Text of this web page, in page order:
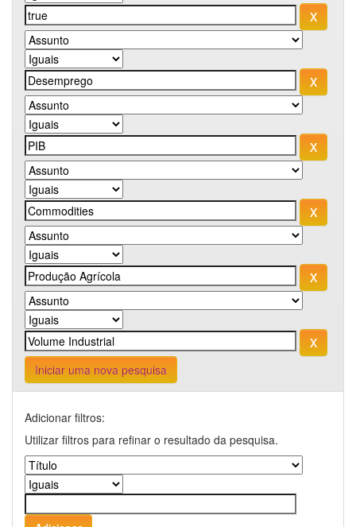
Iniciar uma nova pesquisa
Adicionar filtros:
Utilizar filtros para refinar o resultado da pesquisa.